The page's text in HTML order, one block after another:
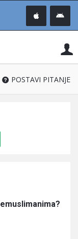
®
POSTAVI PITANJE